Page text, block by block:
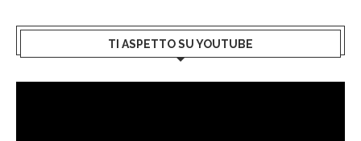
TI ASPETTO SU YOUTUBE